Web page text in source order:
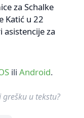
za Schalke
Katić u 22
za
ili Android.
u tekstu?